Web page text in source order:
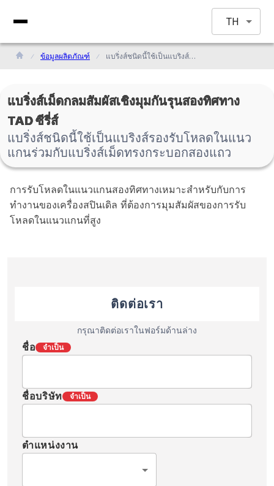
TH
ข้อมูลผลิตภัณฑ์ แบริ่งส์ชนิดนี้ใช้เป็นแบริงส์รองรับโหลดในแนวแกนร่วมกับแบริ่งส์เม็ดทรงกระบอกสองแถว
แบริ่งส์เม็ดกลมสัมผัสเชิงมุมกันรุนสองทิศทาง
TAD ซีรี่ส์
แบริ่งส์ชนิดนี้ใช้เป็นแบริงส์รองรับโหลดในแนว
แกนร่วมกับแบริ่งส์เม็ดทรงกระบอกสองแถว
การรับโหลดในแนวแกนสองทิศทางเหมาะสำหรับกับการ
ทำงานของเครื่องสปินเดิล ที่ต้องการมุมสัมผัสของการรับ
โหลดในแนวแกนที่สูง
ติดต่อเรา
กรุณาติดต่อเราในฟอร์มด้านล่าง
ชื่อ จำเป็น
ชื่อบริษัท จำเป็น
ตำแหน่งงาน